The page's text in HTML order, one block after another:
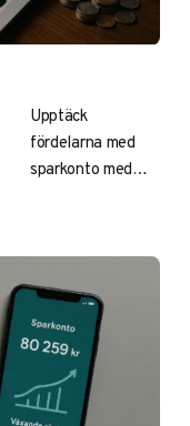
Upptäck
fördelarna med
sparkonto med
insättningsgaranti
och fria uttag.
Jämför banker
som Morrow Bank
och Swedbank för